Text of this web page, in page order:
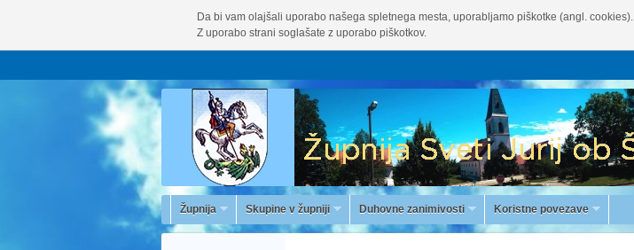
Da bi vam olajšali uporabo našega spletnega mesta, uporabljamo piškotke (angl. cookies).
Z uporabo strani soglašate z uporabo piškotkov.
Župnija Skupine v župniji Duhovne zanimivosti Koristne povezave